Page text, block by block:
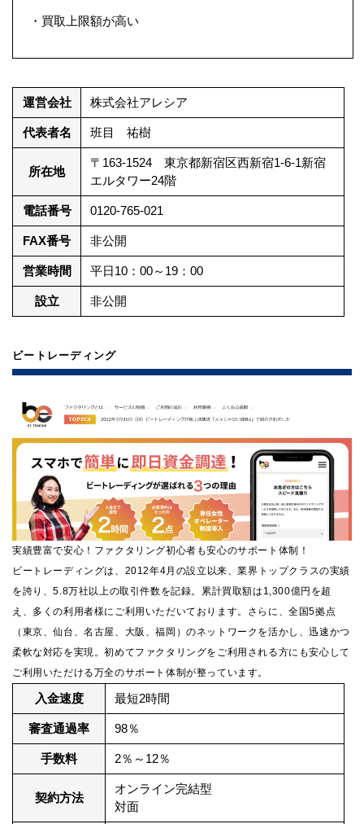
・買取上限額が高い
運営会社 株式会社アレシア
代表者名 班目 祐樹
所在地
〒163-1524 東京都新宿区西新宿1-6-1新宿
エルタワー24階
電話番号 0120-765-021
FAX番号 非公開
営業時間 平日10：00～19：00
設立 非公開
ビートレーディング
実績豊富で安心！ファクタリング初心者も安心のサポート体制！
ビートレーディングは、2012年4月の設立以来、業界トップクラスの実績
を誇り、5.8万社以上の取引件数を記録。累計買取額は1,300億円を超
え、多くの利用者様にご利用いただいております。さらに、全国5拠点
（東京、仙台、名古屋、大阪、福岡）のネットワークを活かし、迅速かつ
柔軟な対応を実現。初めてファクタリングをご利用される方にも安心して
ご利用いただける万全のサポート体制が整っています。
入金速度 最短2時間
審査通過率 98％
手数料 2％～12％
契約方法
オンライン完結型
対面